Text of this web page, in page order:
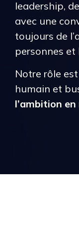
leadership,
avec une
toujours de
personnes et
Notre rôle
humain et
l’ambition